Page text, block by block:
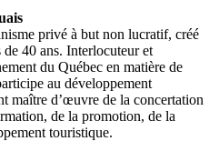
privé à but non lucratif, créé
40 ans. Interlocuteur et
du Québec en matière de
au développement
maître d’œuvre de la concertation
de la promotion, de la
touristique.